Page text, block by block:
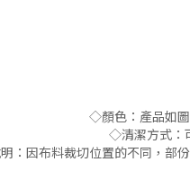
◇顏色：產品如
◇清潔方式：
：因布料裁切位置的不同，部